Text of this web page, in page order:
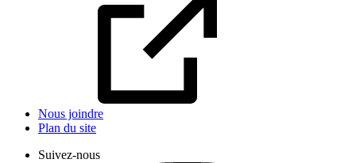
Nous joindre
Plan du site
Suivez-nous